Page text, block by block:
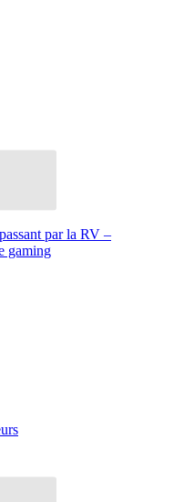
par la RV –
gaming